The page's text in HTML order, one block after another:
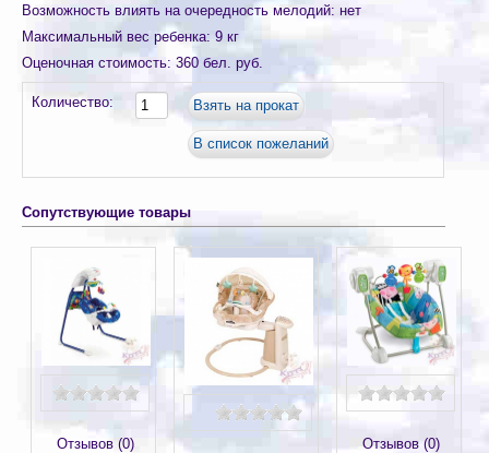
Возможность влиять на очередность мелодий: нет
Максимальный вес ребенка: 9 кг
Оценочная стоимость: 360 бел. руб.
Количество:
Сопутствующие товары
Отзывов (0) Отзывов (0)